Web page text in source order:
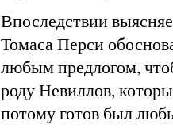
Впоследствии
Томаса Перси
любым предлогом,
роду Невиллов,
потому готов был